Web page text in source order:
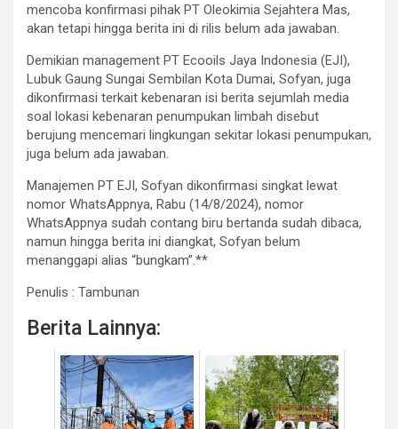
mencoba konfirmasi pihak PT Oleokimia Sejahtera Mas,
akan tetapi hingga berita ini di rilis belum ada jawaban.
Demikian management PT Ecooils Jaya Indonesia (EJI),
Lubuk Gaung Sungai Sembilan Kota Dumai, Sofyan, juga
dikonfirmasi terkait kebenaran isi berita sejumlah media
soal lokasi kebenaran penumpukan limbah disebut
berujung mencemari lingkungan sekitar lokasi penumpukan,
juga belum ada jawaban.
Manajemen PT EJI, Sofyan dikonfirmasi singkat lewat
nomor WhatsAppnya, Rabu (14/8/2024), nomor
WhatsAppnya sudah contang biru bertanda sudah dibaca,
namun hingga berita ini diangkat, Sofyan belum
menanggapi alias “bungkam”.**
Penulis : Tambunan
Berita Lainnya: